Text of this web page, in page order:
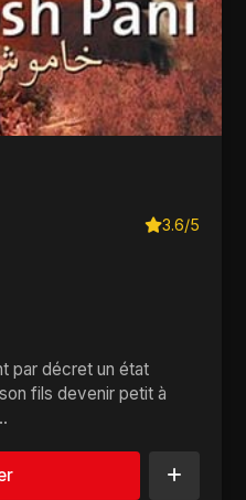
3.6/5
par décret un état
fils devenir petit à